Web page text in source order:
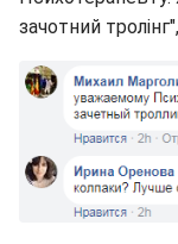
зачотний